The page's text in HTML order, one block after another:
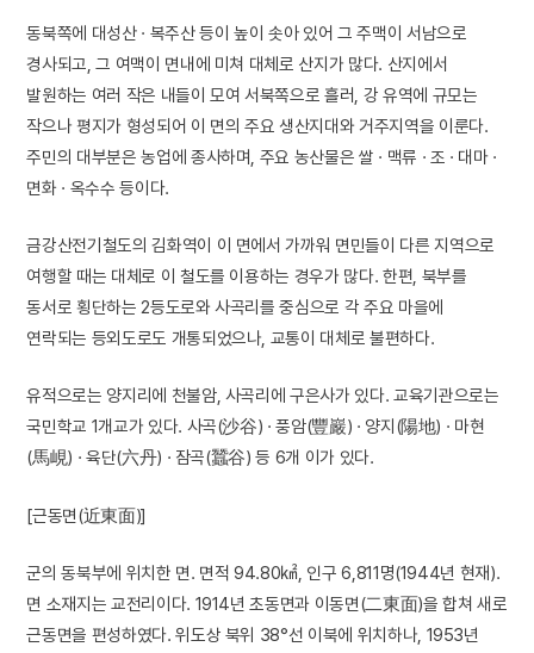
동북쪽에 대성산 · 복주산 등이 높이 솟아 있어 그 주맥이 서남으로
경사되고, 그 여맥이 면내에 미쳐 대체로 산지가 많다. 산지에서
발원하는 여러 작은 내들이 모여 서북쪽으로 흘러, 강 유역에 규모는
작으나 평지가 형성되어 이 면의 주요 생산지대와 거주지역을 이룬다.
주민의 대부분은 농업에 종사하며, 주요 농산물은 쌀 · 맥류 · 조 · 대마 ·
면화 · 옥수수 등이다.
금강산전기철도의 김화역이 이 면에서 가까워 면민들이 다른 지역으로
여행할 때는 대체로 이 철도를 이용하는 경우가 많다. 한편, 북부를
동서로 횡단하는 2등도로와 사곡리를 중심으로 각 주요 마을에
연락되는 등외도로도 개통되었으나, 교통이 대체로 불편하다.
유적으로는 양지리에 천불암, 사곡리에 구은사가 있다. 교육기관으로는
국민학교 1개교가 있다. 사곡(沙谷) · 풍암(豐巖) · 양지(陽地) · 마현
(馬峴) · 육단(六丹) · 잠곡(蠶谷) 등 6개 이가 있다.
[근동면(近東面)]
군의 동북부에 위치한 면. 면적 94.80㎢, 인구 6,811명(1944년 현재).
면 소재지는 교전리이다. 1914년 초동면과 이동면(二東面)을 합쳐 새로
근동면을 편성하였다. 위도상 북위 38°선 이북에 위치하나, 1953년